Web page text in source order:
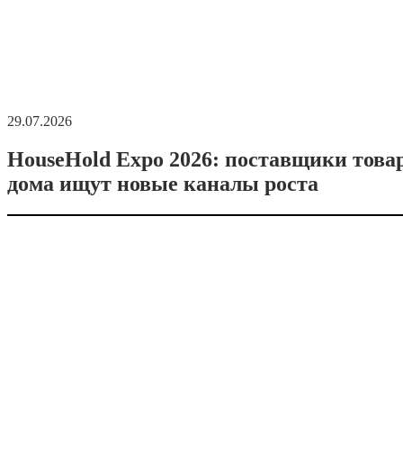
29.07.2026
HouseHold Expo 2026: поставщики
дома ищут новые каналы роста